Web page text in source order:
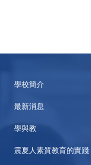
學校簡介
最新消息
學與教
震夏人素質教育的實踐